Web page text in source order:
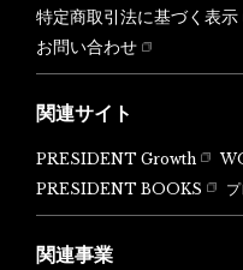
特定商取引法に基づく表示
お問い合わせ
関連サイト
PRESIDENT Growth
PRESIDENT BOOKS
関連事業